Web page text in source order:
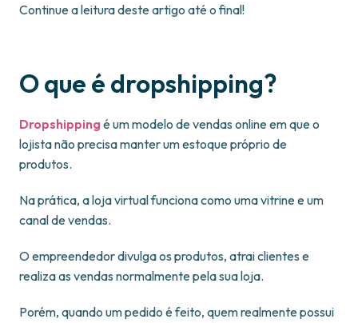
Continue a leitura deste artigo até o final!
O que é dropshipping?
Dropshipping é um modelo de vendas online em que o
lojista não precisa manter um estoque próprio de
produtos.
Na prática, a loja virtual funciona como uma vitrine e um
canal de vendas.
O empreendedor divulga os produtos, atrai clientes e
realiza as vendas normalmente pela sua loja.
Porém, quando um pedido é feito, quem realmente possui